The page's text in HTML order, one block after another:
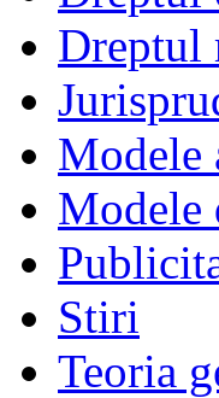
Dreptul
Modele
Modele
Stiri
Teoria